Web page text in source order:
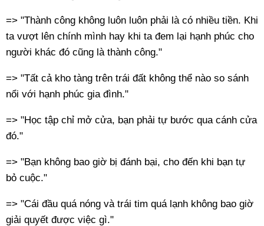
=> "Thành công không luôn luôn phải là có nhiều tiền. Khi
ta vượt lên chính mình hay khi ta đem lại hạnh phúc cho
người khác đó cũng là thành công."
=> "Tất cả kho tàng trên trái đất không thể nào so sánh
nổi với hạnh phúc gia đình."
=> "Học tập chỉ mở cửa, bạn phải tự bước qua cánh cửa
đó."
=> "Bạn không bao giờ bị đánh bại, cho đến khi bạn tự
bỏ cuộc."
=> "Cái đầu quá nóng và trái tim quá lạnh không bao giờ
giải quyết được việc gì."